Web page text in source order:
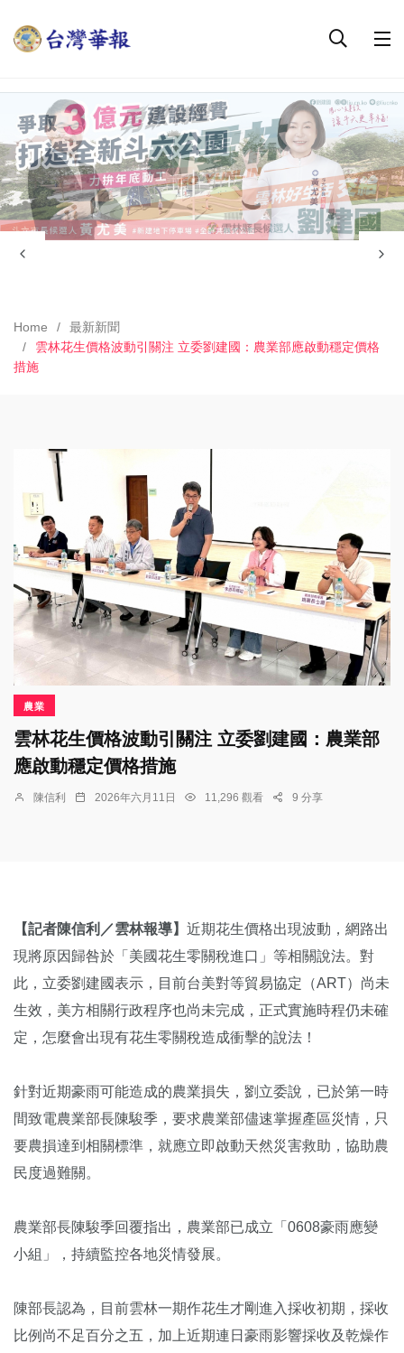
Home
最新新聞
雲林花生價格波動引關注 立委劉建國：農業部應啟動穩定價格
措施
農業
雲林花生價格波動引關注 立委劉建國：農業部
應啟動穩定價格措施
陳信利 2026年六月11日 11,296 觀看 9 分享
【記者陳信利／雲林報導】 近期花生價格出現波動，網路出
現將原因歸咎於「美國花生零關稅進口」等相關說法。對
此，立委劉建國表示，目前台美對等貿易協定（ART）尚未
生效，美方相關行政程序也尚未完成，正式實施時程仍未確
定，怎麼會出現有花生零關稅造成衝擊的說法！
針對近期豪雨可能造成的農業損失，劉立委說，已於第一時
間致電農業部長陳駿季，要求農業部儘速掌握產區災情，只
要農損達到相關標準，就應立即啟動天然災害救助，協助農
民度過難關。
農業部長陳駿季回覆指出，農業部已成立「0608豪雨應變
小組」，持續監控各地災情發展。
陳部長認為，目前雲林一期作花生才剛進入採收初期，採收
比例尚不足百分之五，加上近期連日豪雨影響採收及乾燥作